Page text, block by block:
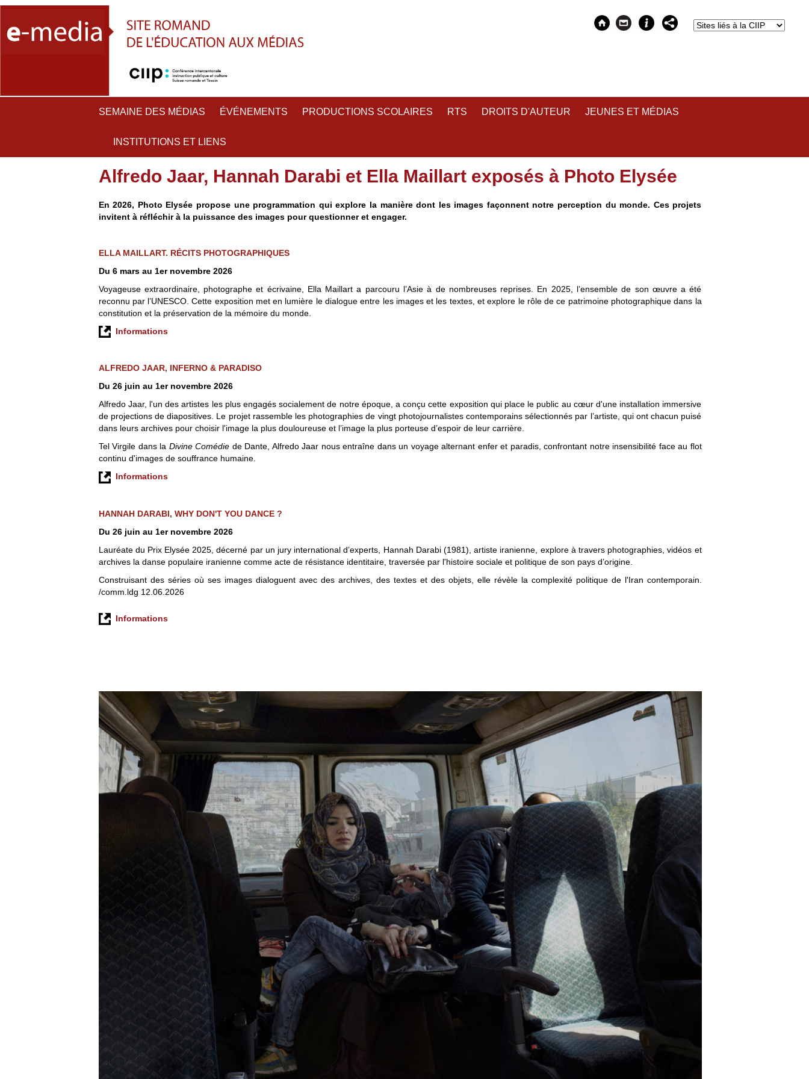
SEMAINE DES MÉDIAS ÉVÉNEMENTS PRODUCTIONS SCOLAIRES RTS DROITS D'AUTEUR JEUNES ET MÉDIAS
INSTITUTIONS ET LIENS
Alfredo Jaar, Hannah Darabi et Ella Maillart exposés à Photo Elysée
En 2026, Photo Elysée propose une programmation qui explore la manière dont les images façonnent notre perception du monde. Ces projets
invitent à réfléchir à la puissance des images pour questionner et engager.
ELLA MAILLART. RÉCITS PHOTOGRAPHIQUES
Du 6 mars au 1er novembre 2026
Voyageuse extraordinaire, photographe et écrivaine, Ella Maillart a parcouru l’Asie à de nombreuses reprises. En 2025, l’ensemble de son œuvre a été
reconnu par l’UNESCO. Cette exposition met en lumière le dialogue entre les images et les textes, et explore le rôle de ce patrimoine photographique dans la
constitution et la préservation de la mémoire du monde.
Informations
ALFREDO JAAR, INFERNO & PARADISO
Du 26 juin au 1er novembre 2026
Alfredo Jaar, l'un des artistes les plus engagés socialement de notre époque, a conçu cette exposition qui place le public au cœur d'une installation immersive
de projections de diapositives. Le projet rassemble les photographies de vingt photojournalistes contemporains sélectionnés par l’artiste, qui ont chacun puisé
dans leurs archives pour choisir l'image la plus douloureuse et l’image la plus porteuse d’espoir de leur carrière.
Tel Virgile dans la Divine Comédie de Dante, Alfredo Jaar nous entraîne dans un voyage alternant enfer et paradis, confrontant notre insensibilité face au flot
continu d'images de souffrance humaine.
Informations
HANNAH DARABI, WHY DON'T YOU DANCE ?
Du 26 juin au 1er novembre 2026
Lauréate du Prix Elysée 2025, décerné par un jury international d’experts, Hannah Darabi (1981), artiste iranienne, explore à travers photographies, vidéos et
archives la danse populaire iranienne comme acte de résistance identitaire, traversée par l'histoire sociale et politique de son pays d’origine.
Construisant des séries où ses images dialoguent avec des archives, des textes et des objets, elle révèle la complexité politique de l'Iran contemporain.
/comm.ldg 12.06.2026
Informations